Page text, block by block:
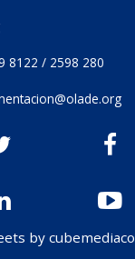
8122 / 2598 280
by cubemediaco